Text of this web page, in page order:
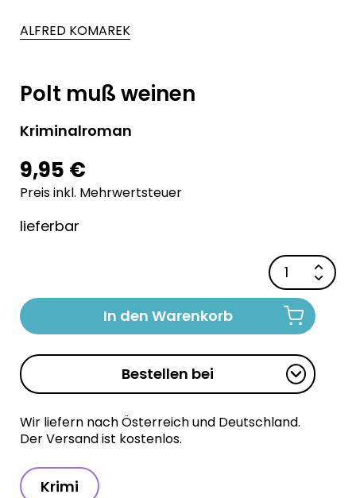
ALFRED KOMAREK
Polt muß weinen
Kriminalroman
9,95 €
Preis inkl. Mehrwertsteuer
lieferbar
In den Warenkorb
Bestellen bei
Wir liefern nach Österreich und Deutschland.
Der Versand ist kostenlos.
Krimi